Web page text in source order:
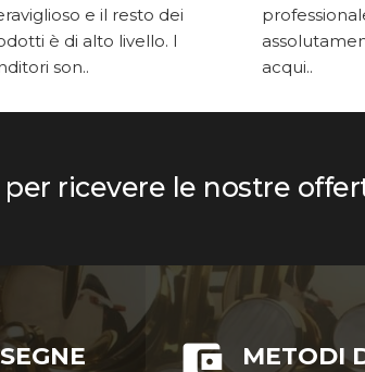
e il resto dei
è di alto livello. I
son..
acqui..
ricevere le nostre
METODI